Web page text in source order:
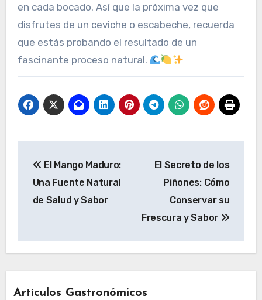
en cada bocado. Así que la próxima vez que
disfrutes de un ceviche o escabeche, recuerda
que estás probando el resultado de un
fascinante proceso natural.
de
entradas
El Mango Maduro:
Una Fuente Natural
de Salud y Sabor
El Secreto de los
Piñones: Cómo
Conservar su
Frescura y Sabor
Artículos Gastronómicos